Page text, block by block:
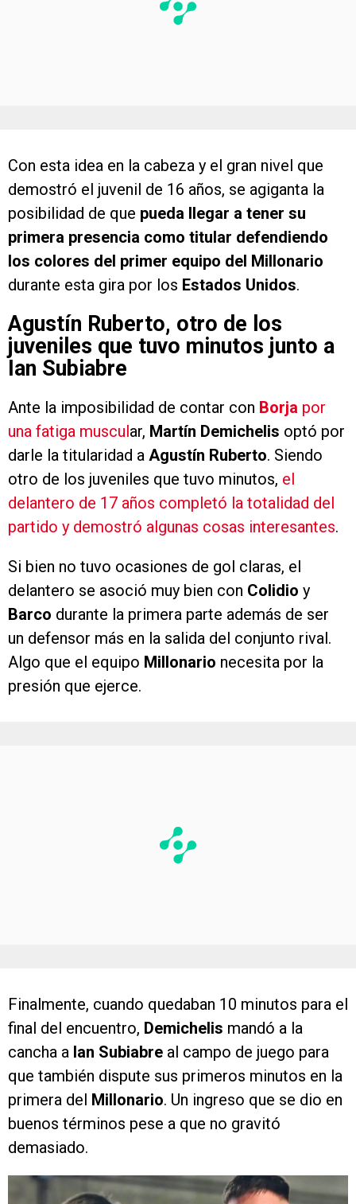
Con esta idea en la cabeza y el gran nivel que
demostró el juvenil de 16 años, se agiganta la
posibilidad de que pueda llegar a tener su
primera presencia como titular defendiendo
los colores del primer equipo del Millonario
durante esta gira por los Estados Unidos.
Agustín Ruberto, otro de los
juveniles que tuvo minutos junto a
Ian Subiabre
Ante la imposibilidad de contar con Borja por
una fatiga muscul ar, Martín Demichelis optó por
darle la titularidad a Agustín Ruberto. Siendo
otro de los juveniles que tuvo minutos, el
delantero de 17 años completó la totalidad del
partido y demostró algunas cosas interesantes.
Si bien no tuvo ocasiones de gol claras, el
delantero se asoció muy bien con Colidio y
Barco durante la primera parte además de ser
un defensor más en la salida del conjunto rival.
Algo que el equipo Millonario necesita por la
presión que ejerce.
Finalmente, cuando quedaban 10 minutos para el
final del encuentro, Demichelis mandó a la
cancha a Ian Subiabre al campo de juego para
que también dispute sus primeros minutos en la
primera del Millonario. Un ingreso que se dio en
buenos términos pese a que no gravitó
demasiado.